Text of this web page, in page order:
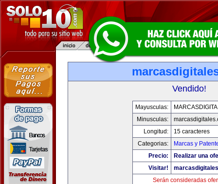
Vendido!
Mayusculas:
Minusculas:
Longitud:
15 caracteres
Categorias:
Marcas y
Precio:
Realizar una
Visitar!
Serán consideradas